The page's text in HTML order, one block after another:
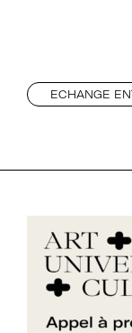
Espace
Identifiant ou
Mot de passe
ECHANGE